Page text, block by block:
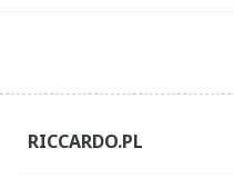
RICCARDO.PL